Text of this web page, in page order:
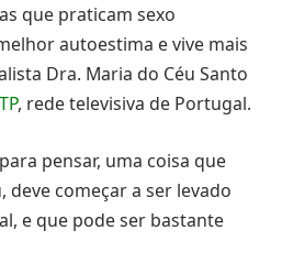
que praticam sexo
autoestima e vive mais
Dra. Maria do Céu Santo
, rede televisiva de Portugal.
pensar, uma coisa que
começar a ser levado
e que pode ser bastante